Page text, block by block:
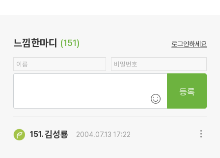
느낌한마디 (151) 로그인하세요
등록
151.김성룡 2004.07.13 17:22